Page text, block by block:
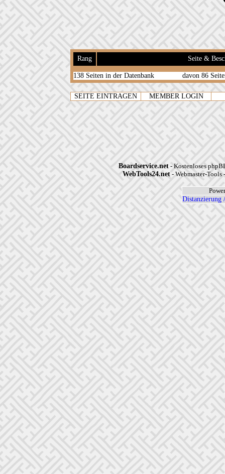
Rang Seite &
138 Seiten in der Datenbank davon 86
SEITE EINTRAGEN MEMBER LOGIN
Boardservice.net - Kostenloses
WebTools24.net- Webmaster-Tools
Distanzierung